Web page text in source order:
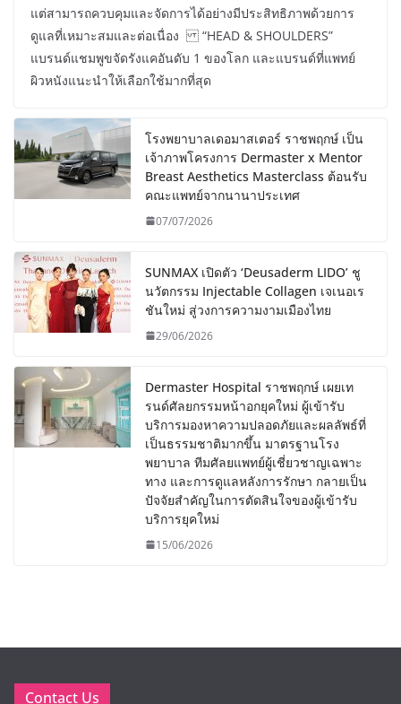
แต่สามารถควบคุมและจัดการได้อย่างมีประสิทธิภาพด้วยการ
ดูแลที่เหมาะสมและต่อเนื่อง “HEAD & SHOULDERS”
แบรนด์แชมพูขจัดรังแคอันดับ 1 ของโลก และแบรนด์ที่แพทย์
ผิวหนังแนะนำให้เลือกใช้มากที่สุด
โรงพยาบาลเดอมาสเตอร์ ราชพฤกษ์ เป็น
เจ้าภาพโครงการ Dermaster x Mentor
Breast Aesthetics Masterclass ต้อนรับ
คณะแพทย์จากนานาประเทศ
07/07/2026
SUNMAX เปิดตัว ‘Deusaderm LIDO’ ชู
นวัตกรรม Injectable Collagen เจเนอเร
ชันใหม่ สู่วงการความงามเมืองไทย
29/06/2026
Dermaster Hospital ราชพฤกษ์ เผยเท
รนด์ศัลยกรรมหน้าอกยุคใหม่ ผู้เข้ารับ
บริการมองหาความปลอดภัยและผลลัพธ์ที่
เป็นธรรมชาติมากขึ้น มาตรฐานโรง
พยาบาล ทีมศัลยแพทย์ผู้เชี่ยวชาญเฉพาะ
ทาง และการดูแลหลังการรักษา กลายเป็น
ปัจจัยสำคัญในการตัดสินใจของผู้เข้ารับ
บริการยุคใหม่
15/06/2026
Contact Us